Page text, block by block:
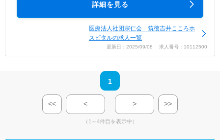
詳細を見る
医療法人社団宗仁会 筑後吉井こころホ
スピタルの求人一覧
更新日：2025/09/08 求人番号：10112500
1
<< < > >>
（1～4件目を表示中）